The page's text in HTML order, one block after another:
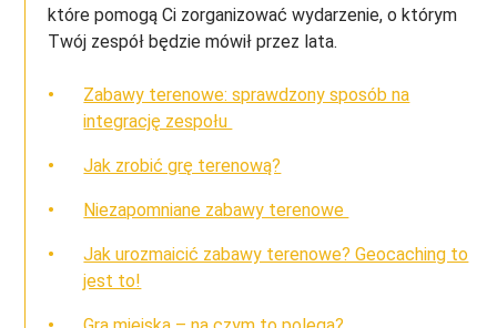
które pomogą Ci zorganizować wydarzenie, o którym
Twój zespół będzie mówił przez lata.
Zabawy terenowe: sprawdzony sposób na
integrację zespołu
Jak zrobić grę terenową?
Niezapomniane zabawy terenowe
Jak urozmaicić zabawy terenowe? Geocaching to
jest to!